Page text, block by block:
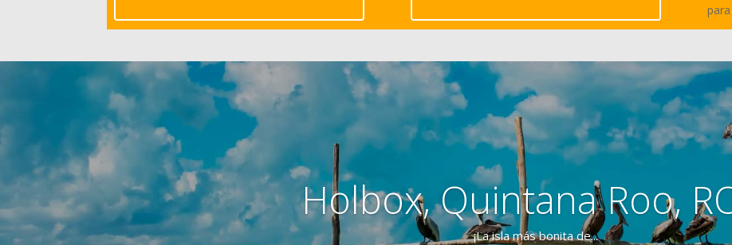
Holbox, Quintana Roo,
¡La isla más bonita de...